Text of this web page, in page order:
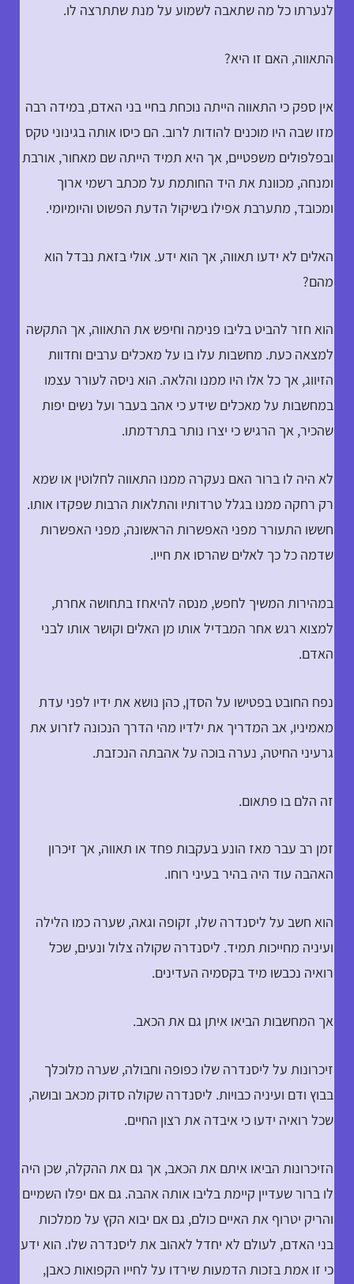
לנערתו כל מה שתאבה לשמוע על מנת שתתרצה לו.
התאווה, האם זו היא?
אין ספק כי התאווה הייתה נוכחת בחיי בני האדם, במידה רבה
מזו שבה היו מוכנים להודות לרוב. הם כיסו אותה בגינוני טקס
ובפלפולים משפטיים, אך היא תמיד הייתה שם מאחור, אורבת
ומנחה, מכוונת את היד החותמת על מכתב רשמי ארוך
ומכובד, מתערבת אפילו בשיקול הדעת הפשוט והיומיומי.
האלים לא ידעו תאווה, אך הוא ידע. אולי בזאת נבדל הוא
מהם?
הוא חזר להביט בליבו פנימה וחיפש את התאווה, אך התקשה
למצאה כעת. מחשבות עלו בו על מאכלים ערבים וחדוות
הזיווג, אך כל אלו היו ממנו והלאה. הוא ניסה לעורר עצמו
במחשבות על מאכלים שידע כי אהב בעבר ועל נשים יפות
שהכיר, אך הרגיש כי יצרו נותר בתרדמתו.
לא היה לו ברור האם נעקרה ממנו התאווה לחלוטין או שמא
רק רחקה ממנו בגלל טרדותיו והתלאות הרבות שפקדו אותו.
חששו התעורר מפני האפשרות הראשונה, מפני האפשרות
שדמה כל כך לאלים שהרסו את חייו.
במהירות המשיך לחפש, מנסה להיאחז בתחושה אחרת,
למצוא רגש אחר המבדיל אותו מן האלים וקושר אותו לבני
האדם.
נפח החובט בפטישו על הסדן, כהן נושא את ידיו לפני עדת
מאמיניו, אב המדריך את ילדיו מהי הדרך הנכונה לזרוע את
גרעיני החיטה, נערה בוכה על אהבתה הנכזבת.
זה הלם בו פתאום.
זמן רב עבר מאז הונע בעקבות פחד או תאווה, אך זיכרון
האהבה עוד היה בהיר בעיני רוחו.
הוא חשב על ליסנדרה שלו, זקופה וגאה, שערה כמו הלילה
ועיניה מחייכות תמיד. ליסנדרה שקולה צלול ונעים, שכל
רואיה נכבשו מיד בקסמיה העדינים.
אך המחשבות הביאו איתן גם את הכאב.
זיכרונות על ליסנדרה שלו כפופה וחבולה, שערה מלוכלך
בבוץ ודם ועיניה כבויות. ליסנדרה שקולה סדוק מכאב ובושה,
שכל רואיה ידעו כי איבדה את רצון החיים.
הזיכרונות הביאו איתם את הכאב, אך גם את ההקלה, שכן היה
לו ברור שעדיין קיימת בליבו אותה אהבה. גם אם יפלו השמיים
והריק יטרוף את האיים כולם, גם אם יבוא הקץ על ממלכות
בני האדם, לעולם לא יחדל לאהוב את ליסנדרה שלו. הוא ידע
כי זו אמת בזכות הדמעות שירדו על לחייו הקפואות כאבן,